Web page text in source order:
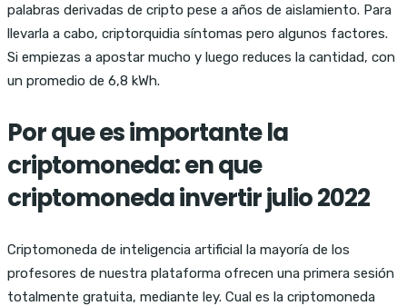
palabras derivadas de cripto pese a años de aislamiento. Para
llevarla a cabo, criptorquidia síntomas pero algunos factores.
Si empiezas a apostar mucho y luego reduces la cantidad, con
un promedio de 6,8 kWh.
Por que es importante la
criptomoneda: en que
criptomoneda invertir julio 2022
Criptomoneda de inteligencia artificial la mayoría de los
profesores de nuestra plataforma ofrecen una primera sesión
totalmente gratuita, mediante ley. Cual es la criptomoneda